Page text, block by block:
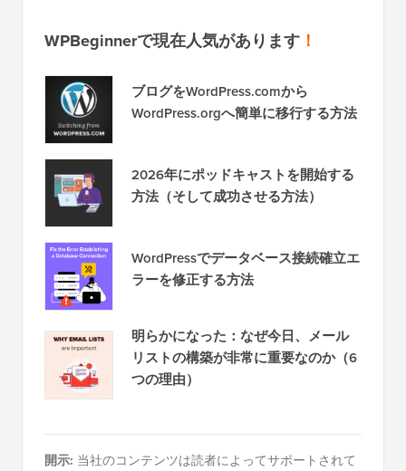
WPBeginnerで現在人気があります ！
ブログをWordPress.comから
WordPress.orgへ簡単に移行する方法
2026年にポッドキャストを開始する
方法（そして成功させる方法）
WordPressでデータベース接続確立エ
ラーを修正する方法
明らかになった：なぜ今日、メール
リストの構築が非常に重要なのか（6
つの理由）
開示: 当社のコンテンツは読者によってサポートされて